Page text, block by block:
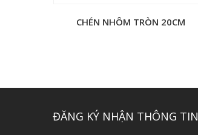
CHÉN NHÔM TRÒN 20CM
ĐĂNG KÝ NHẬN THÔNG TIN